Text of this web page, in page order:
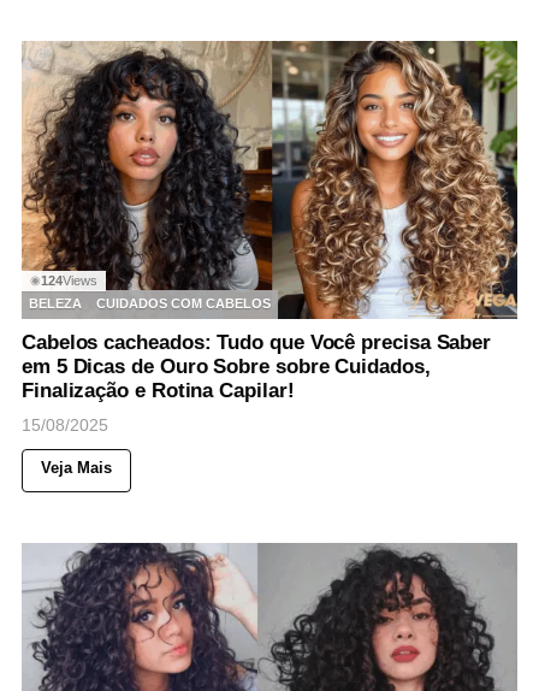
◉124Views
BELEZA
CUIDADOS COM CABELOS
Cabelos cacheados: Tudo que Você precisa Saber
em 5 Dicas de Ouro Sobre sobre Cuidados,
Finalização e Rotina Capilar!
15/08/2025
Veja Mais